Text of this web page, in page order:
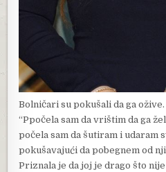
Bolničari su pokušali da ga ožive.
“Ppočela sam da vrištim da ga
počela sam da šutiram i udaram
pokušavajući da pobegnem od
Priznala je da joj je drago što